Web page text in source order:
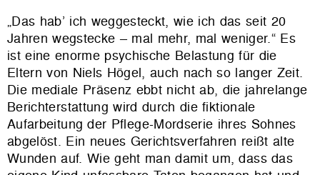
„Das hab’ ich weggesteckt, wie ich das seit 20
Jahren wegstecke – mal mehr, mal weniger.“ Es
ist eine enorme psychische Belastung für die
Eltern von Niels Högel, auch nach so langer Zeit.
Die mediale Präsenz ebbt nicht ab, die jahrelange
Berichterstattung wird durch die fiktionale
Aufarbeitung der Pflege-Mordserie ihres Sohnes
abgelöst. Ein neues Gerichtsverfahren reißt alte
Wunden auf. Wie geht man damit um, dass das